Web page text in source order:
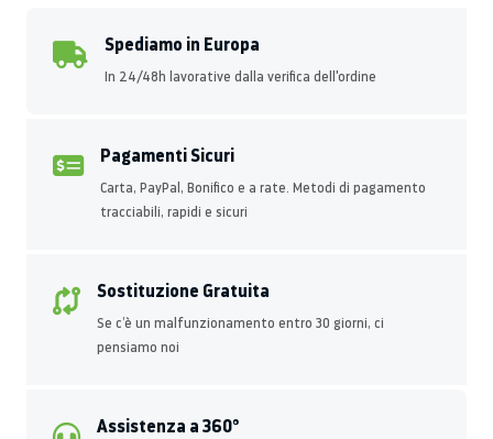
Spediamo in Europa
In 24/48h lavorative dalla verifica dell'ordine
Pagamenti Sicuri
Carta, PayPal, Bonifico e a rate. Metodi di pagamento
tracciabili, rapidi e sicuri
Sostituzione Gratuita
Se c’è un malfunzionamento entro 30 giorni, ci
pensiamo noi
Assistenza a 360°